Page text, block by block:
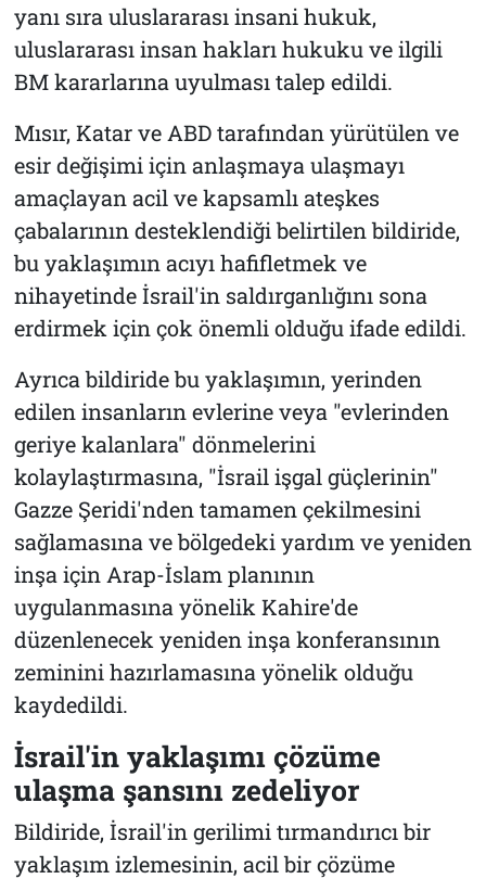
yanı sıra uluslararası insani hukuk,
uluslararası insan hakları hukuku ve ilgili
BM kararlarına uyulması talep edildi.
Mısır, Katar ve ABD tarafından yürütülen ve
esir değişimi için anlaşmaya ulaşmayı
amaçlayan acil ve kapsamlı ateşkes
çabalarının desteklendiği belirtilen bildiride,
bu yaklaşımın acıyı hafifletmek ve
nihayetinde İsrail'in saldırganlığını sona
erdirmek için çok önemli olduğu ifade edildi.
Ayrıca bildiride bu yaklaşımın, yerinden
edilen insanların evlerine veya "evlerinden
geriye kalanlara" dönmelerini
kolaylaştırmasına, "İsrail işgal güçlerinin"
Gazze Şeridi'nden tamamen çekilmesini
sağlamasına ve bölgedeki yardım ve yeniden
inşa için Arap-İslam planının
uygulanmasına yönelik Kahire'de
düzenlenecek yeniden inşa konferansının
zeminini hazırlamasına yönelik olduğu
kaydedildi.
İsrail'in yaklaşımı çözüme
ulaşma şansını zedeliyor
Bildiride, İsrail'in gerilimi tırmandırıcı bir
yaklaşım izlemesinin, acil bir çözüme